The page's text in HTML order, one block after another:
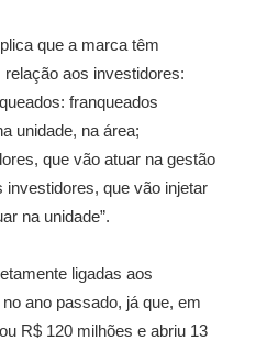
que a marca têm
aos investidores:
franqueados
unidade, na área;
que vão atuar na gestão
investidores, que vão injetar
na unidade”.
ligadas aos
ano passado, já que, em
R$ 120 milhões e abriu 13